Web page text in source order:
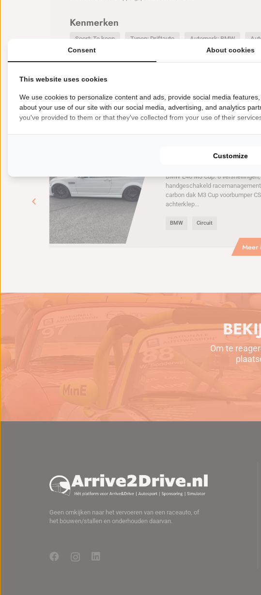
Kenmerken
Soort: Te koop Typen: Driftauto Automerk: BMW
Nieuwste deals
BEKIJK MEER
Meer
Te koop Raceauto
BMW E46 M3 Cup. 6 versnellingen,
handgeschakeld
carbon dak M3 Cup voorbumper
achterklep...
BMW Circuit
Om te
Geen omkijken naar het vervoeren van een raceauto, of
het bouwen/stallen en onderhouden daarvan.
Consent About cookies
This website uses cookies
We use cookies to personalize content and ads, provide social media
about your use of our site with our social media, advertising, and analytics
you've provided to them or that they've collected from your use of their
Customize